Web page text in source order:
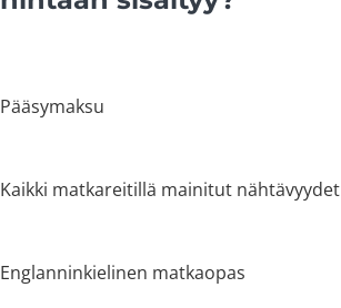
Pääsymaksu
Kaikki matkareitillä mainitut nähtävyydet
Englanninkielinen matkaopas